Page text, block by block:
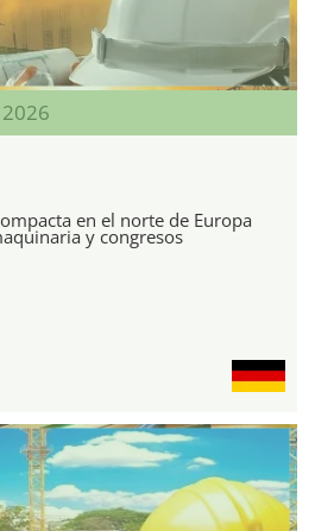
en el norte de Europa
y congresos